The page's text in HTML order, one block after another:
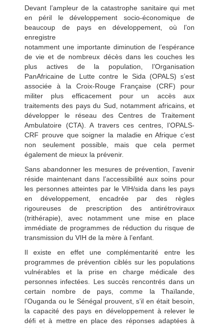
Devant l’ampleur de la catastrophe sanitaire qui met
en péril le développement socio-économique de
beaucoup de pays en développement, où l’on
enregistre
notamment une importante diminution de l’espérance
de vie et de nombreux décès dans les couches les
plus actives de la population, l’Organisation
PanAfricaine de Lutte contre le Sida (OPALS) s’est
associée à la Croix-Rouge Française (CRF) pour
militer plus efficacement pour un accès aux
traitements des pays du Sud, notamment africains, et
développer le réseau des Centres de Traitement
Ambulatoire (CTA). A travers ces centres, l’OPALS-
CRF prouve que soigner la maladie en Afrique c’est
non seulement possible, mais que cela permet
également de mieux la prévenir.
Sans abandonner les mesures de prévention, l’avenir
réside maintenant dans l’accessibilité aux soins pour
les personnes atteintes par le VIH/sida dans les pays
en développement, encadrée par des règles
rigoureuses de prescription des antirétroviraux
(trithérapie), avec notamment une mise en place
immédiate de programmes de réduction du risque de
transmission du VIH de la mère à l’enfant.
Il existe en effet une complémentarité entre les
programmes de prévention ciblés sur les populations
vulnérables et la prise en charge médicale des
personnes infectées. Les succès rencontrés dans un
certain nombre de pays, comme la Thaïlande,
l’Ouganda ou le Sénégal prouvent, s’il en était besoin,
la capacité des pays en développement à relever le
défi et à mettre en place des réponses adaptées à